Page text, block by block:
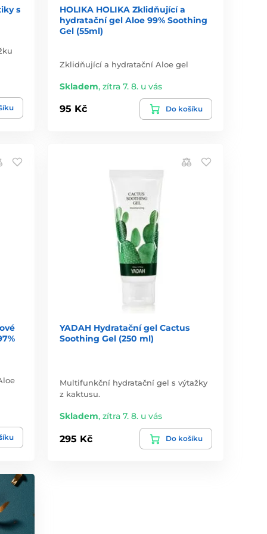
s
HOLIKA HOLIKA Zklidňující a
hydratační gel Aloe 99% Soothing
Gel (55ml)
Zklidňující a hydratační Aloe gel
Skladem,zítra 7. 8. u vás
95 Kč Do košíku
YADAH Hydratační gel Cactus
Soothing Gel (250 ml)
Multifunkční hydratační gel s výtažky
z kaktusu.
Skladem,zítra 7. 8. u vás
295 Kč Do košíku